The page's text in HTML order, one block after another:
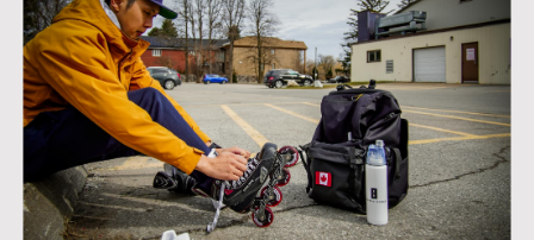
Pays États-Unis (USD $)
Langue
Français